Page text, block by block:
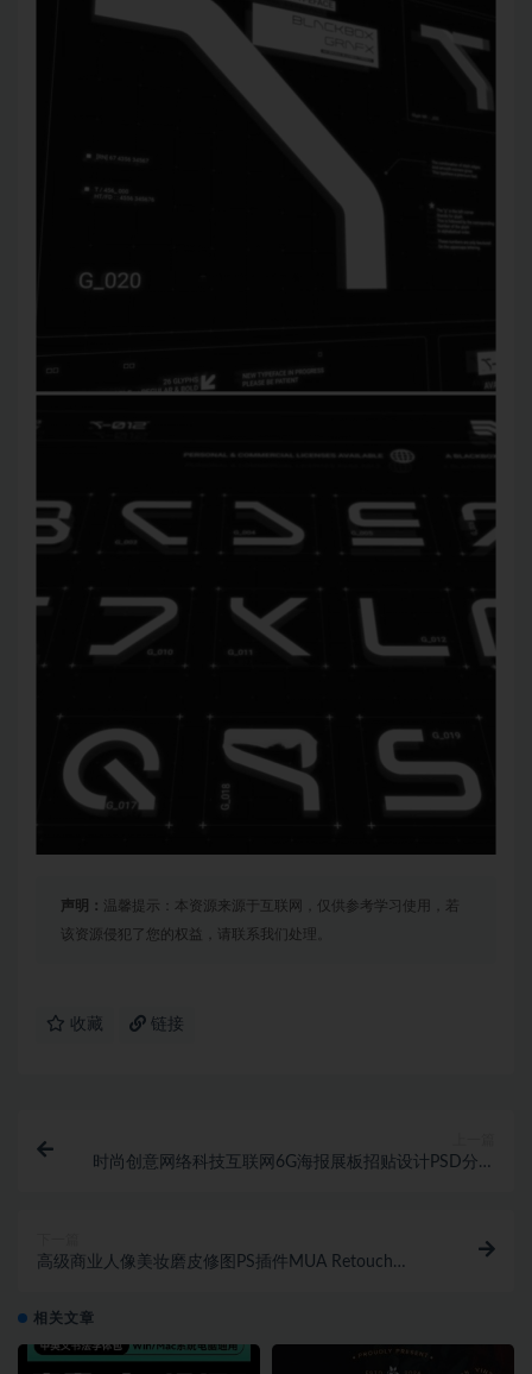
声明： 温馨提示：本资源来源于互联网，仅供参考学习使用，若
该资源侵犯了您的权益，请联系我们处理。
收藏 链接
时尚创意网络科技互联网6G海报展板招贴设计PSD分层
高级商业人像美妆磨皮修图PS插件MUA Retouch
相关文章